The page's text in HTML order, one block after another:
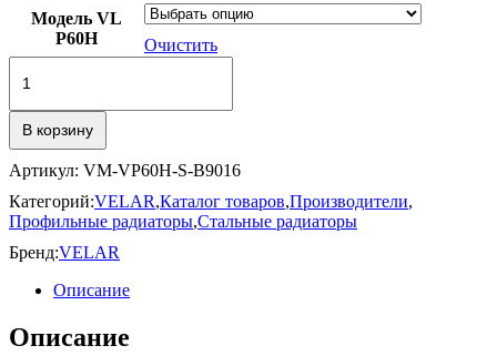
₽36,271.00
₽44,009.00
Модель VL
P60H
Очистить
товара
В корзину
Артикул: VM-VP60H-S-B9016
Категорий:VELAR,Каталог товаров,Производители,
Профильные радиаторы,Стальные радиаторы
Бренд:VELAR
Описание
Описание